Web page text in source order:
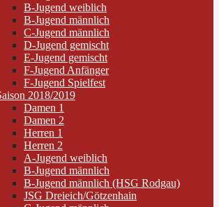
B-Jugend weiblich
B-Jugend männlich
C-Jugend männlich
D-Jugend gemischt
E-Jugend gemischt
F-Jugend Anfänger
F-Jugend Spielfest
2018/2019
Damen 1
Damen 2
Herren 1
Herren 2
A-Jugend weiblich
B-Jugend männlich
B-Jugend männlich (HSG Rodgau)
JSG Dreieich/Götzenhain